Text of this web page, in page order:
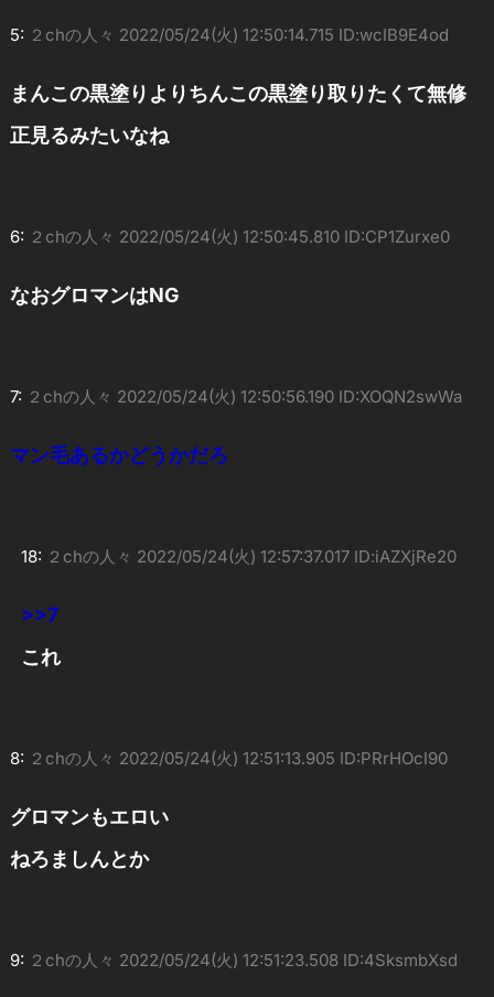
5: ２chの人々 2022/05/24(火) 12:50:14.715 ID:wcIB9E4od
まんこの黒塗りよりちんこの黒塗り取りたくて無修
正見るみたいなね
6: ２chの人々 2022/05/24(火) 12:50:45.810 ID:CP1Zurxe0
なおグロマンはNG
7: ２chの人々 2022/05/24(火) 12:50:56.190 ID:XOQN2swWa
マン毛あるかどうかだろ
18: ２chの人々 2022/05/24(火) 12:57:37.017 ID:iAZXjRe20
>>7
これ
8: ２chの人々 2022/05/24(火) 12:51:13.905 ID:PRrHOcI90
グロマンもエロい
ねろましんとか
9: ２chの人々 2022/05/24(火) 12:51:23.508 ID:4SksmbXsd